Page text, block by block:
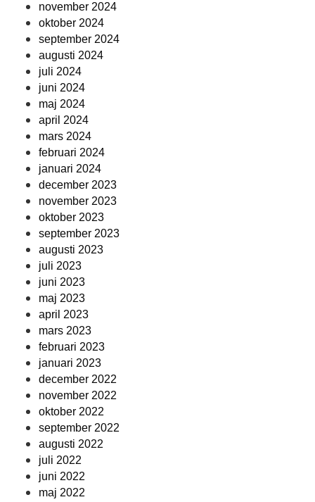
november 2024
oktober 2024
september 2024
augusti 2024
juli 2024
juni 2024
maj 2024
april 2024
mars 2024
februari 2024
januari 2024
december 2023
november 2023
oktober 2023
september 2023
augusti 2023
juli 2023
juni 2023
maj 2023
april 2023
mars 2023
februari 2023
januari 2023
december 2022
november 2022
oktober 2022
september 2022
augusti 2022
juli 2022
juni 2022
maj 2022